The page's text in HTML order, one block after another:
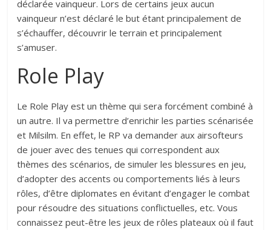
déclarée vainqueur. Lors de certains jeux aucun
vainqueur n’est déclaré le but étant principalement de
s’échauffer, découvrir le terrain et principalement
s’amuser.
Role Play
Le Role Play est un thème qui sera forcément combiné à
un autre. Il va permettre d’enrichir les parties scénarisée
et Milsilm. En effet, le RP va demander aux airsofteurs
de jouer avec des tenues qui correspondent aux
thèmes des scénarios, de simuler les blessures en jeu,
d’adopter des accents ou comportements liés à leurs
rôles, d’être diplomates en évitant d’engager le combat
pour résoudre des situations conflictuelles, etc. Vous
connaissez peut-être les jeux de rôles plateaux où il faut